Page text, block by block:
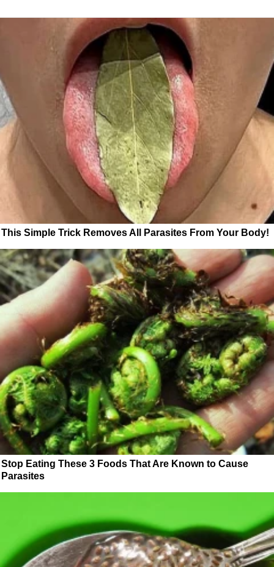
This Simple Trick Removes All Parasites From Your Body!
Stop Eating These 3 Foods That Are Known to Cause
Parasites